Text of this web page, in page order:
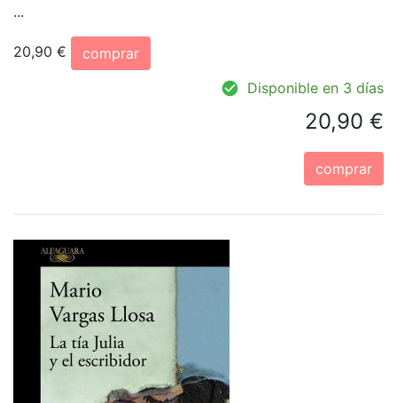
...
20,90 €
comprar
Disponible en 3 días
20,90 €
comprar